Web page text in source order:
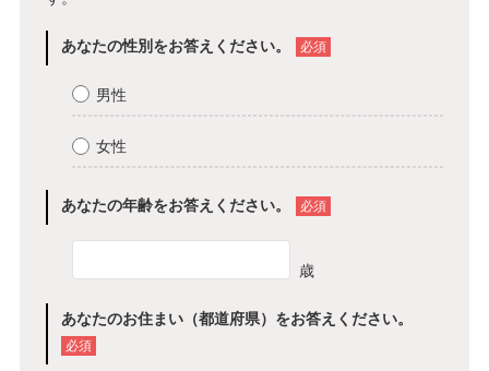
あなたの性別をお答えください。 必須
男性
女性
あなたの年齢をお答えください。 必須
歳
あなたのお住まい（都道府県）をお答えください。
必須